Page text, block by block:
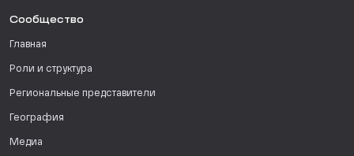
Сообщество
Главная
Роли и структура
Региональные представители
География
Медиа